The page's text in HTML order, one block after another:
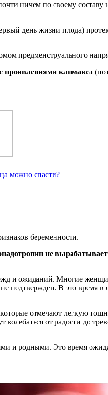
ничем по своему
день жизни плода)
предменструального
проявлениями климакса
можно спасти?
беременности.
не
и ожиданий. Многие
подтвержден. В это время в
отмечают легкую
от радости до
и родными. Это время